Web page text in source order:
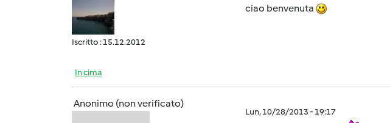
Iscritto : 15.12.2012
ciao benvenuta
In cima
Anonimo (non verificato)
Lun, 10/28/2013 - 19:17